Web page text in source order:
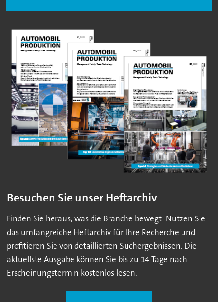
Besuchen Sie unser Heftarchiv
Finden Sie heraus, was die Branche bewegt! Nutzen Sie
das umfangreiche Heftarchiv für Ihre Recherche und
profitieren Sie von detaillierten Suchergebnissen. Die
aktuellste Ausgabe können Sie bis zu 14 Tage nach
Erscheinungstermin kostenlos lesen.